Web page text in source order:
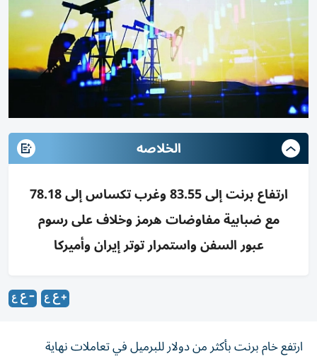
الخلاصه
ارتفاع برنت إلى 83.55 وغرب تكساس إلى 78.18
مع ضبابية مفاوضات هرمز وخلاف على رسوم
عبور السفن واستمرار توتر إيران وأميركا
ارتفع خام برنت بأكثر من دولار للبرميل في تعاملات نهاية